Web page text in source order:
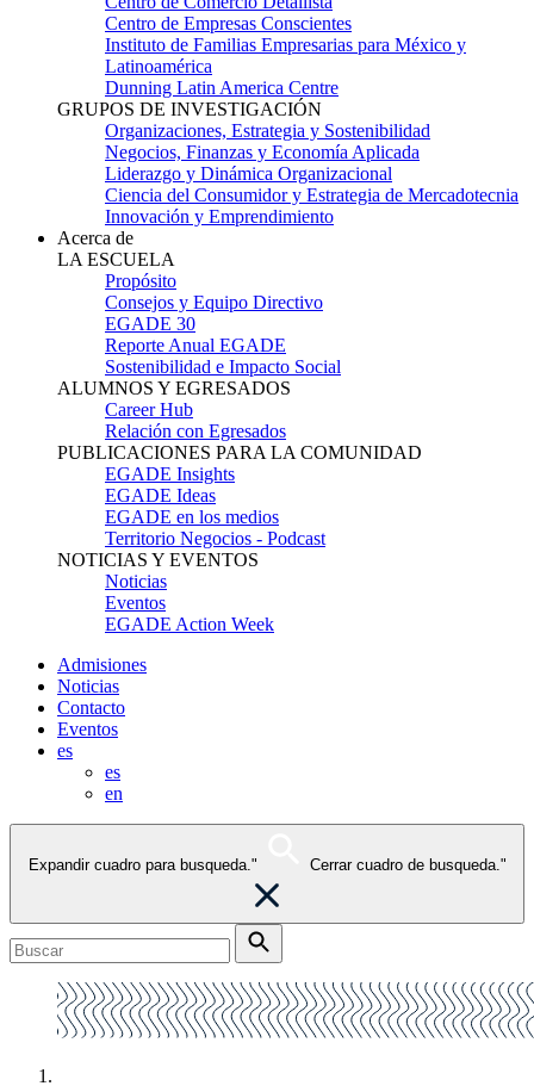
Centro de Empresas Conscientes
Instituto de Familias Empresarias para México y
Latinoamérica
Dunning Latin America Centre
GRUPOS DE INVESTIGACIÓN
Organizaciones, Estrategia y Sostenibilidad
Negocios, Finanzas y Economía Aplicada
Liderazgo y Dinámica Organizacional
Ciencia del Consumidor y Estrategia de Mercadotecnia
Innovación y Emprendimiento
Acerca de
LA ESCUELA
Propósito
Consejos y Equipo Directivo
EGADE 30
Reporte Anual EGADE
Sostenibilidad e Impacto Social
ALUMNOS Y EGRESADOS
Career Hub
Relación con Egresados
PUBLICACIONES PARA LA COMUNIDAD
EGADE Insights
EGADE Ideas
EGADE en los medios
Territorio Negocios - Podcast
NOTICIAS Y EVENTOS
Noticias
Eventos
EGADE Action Week
Admisiones
Noticias
Contacto
Eventos
es
es
en
Expandir cuadro para busqueda." Cerrar cuadro de busqueda."